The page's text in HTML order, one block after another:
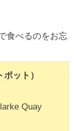
食べるのをお忘
ット）
Quay